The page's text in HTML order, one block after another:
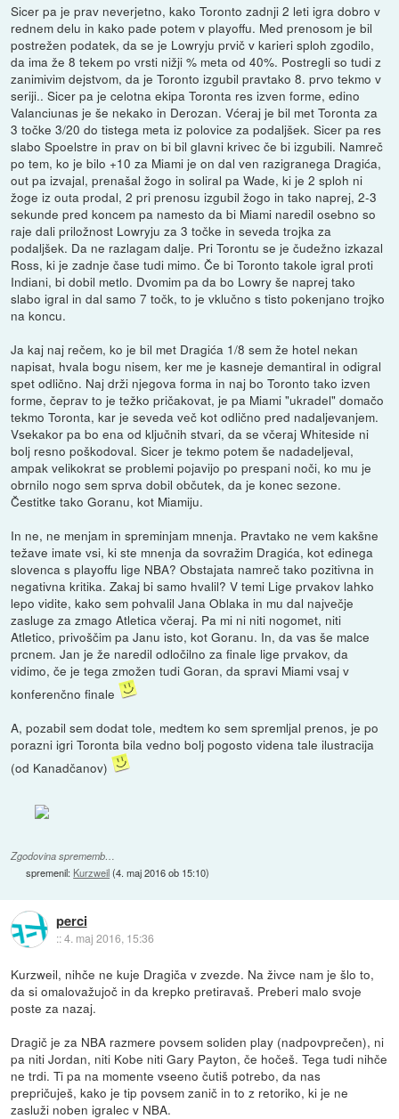
Sicer pa je prav neverjetno, kako Toronto zadnji 2 leti igra dobro v
rednem delu in kako pade potem v playoffu. Med prenosom je bil
postrežen podatek, da se je Lowryju prvič v karieri sploh zgodilo,
da ima že 8 tekem po vrsti nižji % meta od 40%. Postregli so tudi z
zanimivim dejstvom, da je Toronto izgubil pravtako 8. prvo tekmo v
seriji.. Sicer pa je celotna ekipa Toronta res izven forme, edino
Valanciunas je še nekako in Derozan. Vćeraj je bil met Toronta za
3 točke 3/20 do tistega meta iz polovice za podaljšek. Sicer pa res
slabo Spoelstre in prav on bi bil glavni krivec če bi izgubili. Namreč
po tem, ko je bilo +10 za Miami je on dal ven razigranega Dragića,
out pa izvajal, prenašal žogo in soliral pa Wade, ki je 2 sploh ni
žoge iz outa prodal, 2 pri prenosu izgubil žogo in tako naprej, 2-3
sekunde pred koncem pa namesto da bi Miami naredil osebno so
raje dali priložnost Lowryju za 3 točke in seveda trojka za
podaljšek. Da ne razlagam dalje. Pri Torontu se je čudežno izkazal
Ross, ki je zadnje čase tudi mimo. Če bi Toronto takole igral proti
Indiani, bi dobil metlo. Dvomim pa da bo Lowry še naprej tako
slabo igral in dal samo 7 točk, to je vklučno s tisto pokenjano trojko
na koncu.
Ja kaj naj rečem, ko je bil met Dragića 1/8 sem že hotel nekan
napisat, hvala bogu nisem, ker me je kasneje demantiral in odigral
spet odlično. Naj drži njegova forma in naj bo Toronto tako izven
forme, čeprav to je težko pričakovat, je pa Miami "ukradel" domačo
tekmo Toronta, kar je seveda več kot odlično pred nadaljevanjem.
Vsekakor pa bo ena od ključnih stvari, da se včeraj Whiteside ni
bolj resno poškodoval. Sicer je tekmo potem še nadadeljeval,
ampak velikokrat se problemi pojavijo po prespani noči, ko mu je
obrnilo nogo sem sprva dobil občutek, da je konec sezone.
Čestitke tako Goranu, kot Miamiju.
In ne, ne menjam in spreminjam mnenja. Pravtako ne vem kakšne
težave imate vsi, ki ste mnenja da sovražim Dragića, kot edinega
slovenca s playoffu lige NBA? Obstajata namreč tako pozitivna in
negativna kritika. Zakaj bi samo hvalil? V temi Lige prvakov lahko
lepo vidite, kako sem pohvalil Jana Oblaka in mu dal največje
zasluge za zmago Atletica včeraj. Pa mi ni niti nogomet, niti
Atletico, privoščim pa Janu isto, kot Goranu. In, da vas še malce
prcnem. Jan je že naredil odločilno za finale lige prvakov, da
vidimo, če je tega zmožen tudi Goran, da spravi Miami vsaj v
konferenčno finale
A, pozabil sem dodat tole, medtem ko sem spremljal prenos, je po
porazni igri Toronta bila vedno bolj pogosto videna tale ilustracija
(od Kanadčanov)
Zgodovina sprememb…
spremenil: Kurzweil(4. maj 2016 ob 15:10)
perci
::4. maj 2016, 15:36
Kurzweil, nihče ne kuje Dragiča v zvezde. Na živce nam je šlo to,
da si omalovažujoč in da krepko pretiravaš. Preberi malo svoje
poste za nazaj.
Dragič je za NBA razmere povsem soliden play (nadpovprečen), ni
pa niti Jordan, niti Kobe niti Gary Payton, če hočeš. Tega tudi nihče
ne trdi. Ti pa na momente vseeno čutiš potrebo, da nas
prepričuješ, kako je tip povsem zanič in to z retoriko, ki je ne
zasluži noben igralec v NBA.